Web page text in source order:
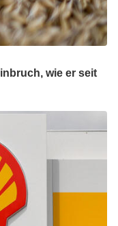
wie er seit